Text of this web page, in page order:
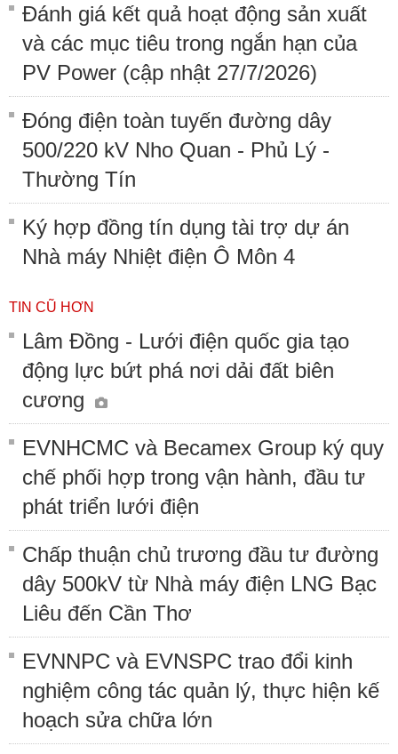
Đánh giá kết quả hoạt động sản xuất
và các mục tiêu trong ngắn hạn của
PV Power (cập nhật 27/7/2026)
Đóng điện toàn tuyến đường dây
500/220 kV Nho Quan - Phủ Lý -
Thường Tín
Ký hợp đồng tín dụng tài trợ dự án
Nhà máy Nhiệt điện Ô Môn 4
TIN CŨ HƠN
Lâm Đồng - Lưới điện quốc gia tạo
động lực bứt phá nơi dải đất biên
cương
EVNHCMC và Becamex Group ký quy
chế phối hợp trong vận hành, đầu tư
phát triển lưới điện
Chấp thuận chủ trương đầu tư đường
dây 500kV từ Nhà máy điện LNG Bạc
Liêu đến Cần Thơ
EVNNPC và EVNSPC trao đổi kinh
nghiệm công tác quản lý, thực hiện kế
hoạch sửa chữa lớn